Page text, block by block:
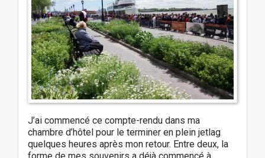
J’ai commencé ce compte-rendu dans ma
chambre d’hôtel pour le terminer en plein jetlag
quelques heures après mon retour. Entre deux, la
forme de mes souvenirs a déjà commencé à